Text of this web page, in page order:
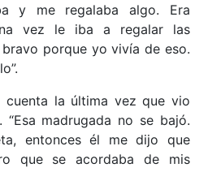
y me regalaba algo. Era
vez le iba a regalar las
porque yo vivía de eso.
cuenta la última vez que vio
madrugada no se bajó.
entonces él me dijo que
que se acordaba de mis